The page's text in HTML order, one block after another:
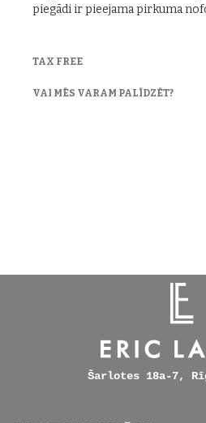
piegādi ir pieejama pirkuma
TAX FREE
VAI MĒS VARAM PALĪDZĒT?
Šarlotes 18a-7,